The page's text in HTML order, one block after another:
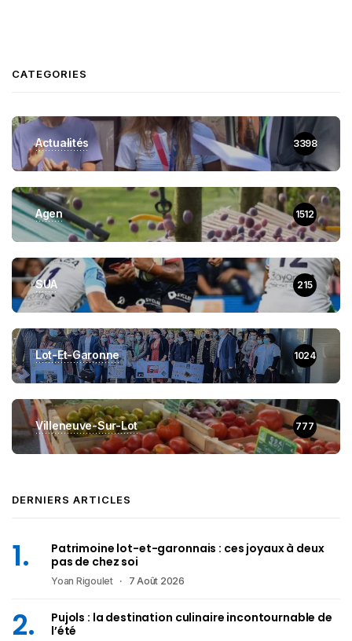
CATEGORIES
Actualités 3398
Agen 1512
SUA 215
Lot-Et-Garonne 1024
Villeneuve-Sur-Lot 777
DERNIERS ARTICLES
Patrimoine lot-et-garonnais : ces joyaux à deux
pas de chez soi
Yoan Rigoulet 7 Août 2026
Pujols : la destination culinaire incontournable de
l’été